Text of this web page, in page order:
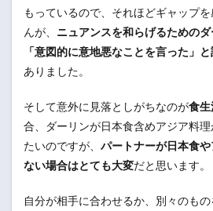
もっているので、それほどギャップ
んが、 ニュアンスを和らげるための
「意図的に意地悪なことを言った」
ありました。
そして意外に見落としがちなのが食
合、ダーリンが日本食含めアジア料
たいのですが、 パートナーが日本食
ない場合はとても大変だと思います。
自分が相手に合わせるか、別々のも